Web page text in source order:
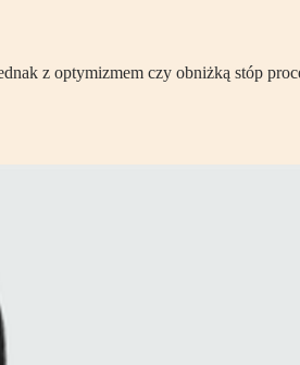
z optymizmem czy obniżką stóp